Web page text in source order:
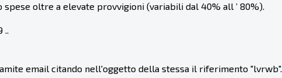
oltre a elevate provvigioni (variabili dal 40% all ’ 80%).
..
email citando nell'oggetto della stessa il riferimento "lvrwb".